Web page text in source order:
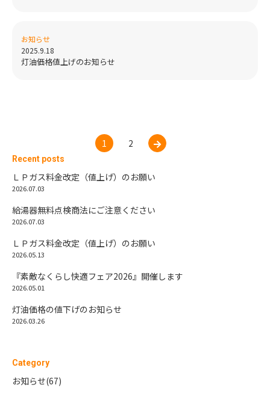
お知らせ
2025.9.18
灯油価格値上げのお知らせ
1 2
Recent posts
ＬＰガス料金改定（値上げ）のお願い
2026.07.03
給湯器無料点検商法にご注意ください
2026.07.03
ＬＰガス料金改定（値上げ）のお願い
2026.05.13
『素敵なくらし快適フェア2026』開催します
2026.05.01
灯油価格の値下げのお知らせ
2026.03.26
Category
お知らせ(67)